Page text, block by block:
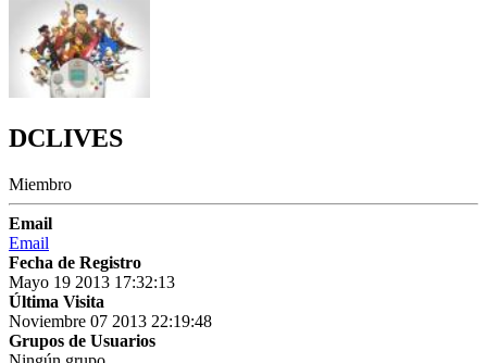
DCLIVES
Miembro
Email
Email
Fecha de Registro
Mayo 19 2013 17:32:13
Última Visita
Noviembre 07 2013 22:19:48
Grupos de Usuarios